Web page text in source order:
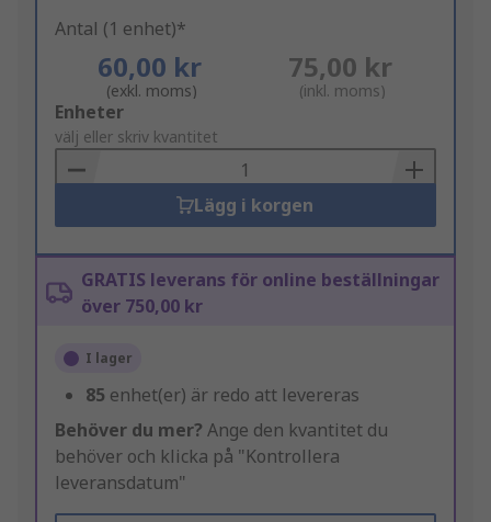
Antal (1 enhet)*
60,00 kr
(exkl. moms)
75,00 kr
(inkl. moms)
Add
to
Basket
Enheter
välj eller skriv kvantitet
Lägg i korgen
GRATIS leverans för online beställningar
över 750,00 kr
I lager
85 enhet(er) är redo att levereras
Behöver du mer? Ange den kvantitet du
behöver och klicka på "Kontrollera
leveransdatum"